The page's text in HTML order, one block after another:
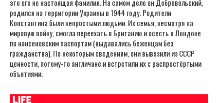
это его не настоящая фамилия. На самом деле он Добровольский,
родился на территории Украины в 1944 году. Родители
Константина были непростыми людьми. Их семья, несмотря на
мировую войну, смогла переехать в Британию и осесть в Лондоне
по нансеновским паспортам (выдавались беженцам без
гражданства). По некоторым сведениям, они вывозили из СССР
ценности, потому-то англичане и встретили их с распростёртыми
объятиями.